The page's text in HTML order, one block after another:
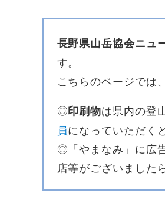
長野県山岳協会ニュ
す。
こちらのページでは
◎印刷物は県内の登
員になっていただく
◎「やまなみ」に広
店等がございました